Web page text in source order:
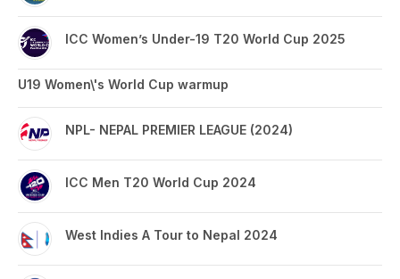
ICC Women’s Under-19 T20 World Cup 2025
U19 Women\'s World Cup warmup
NPL- NEPAL PREMIER LEAGUE (2024)
ICC Men T20 World Cup 2024
West Indies A Tour to Nepal 2024